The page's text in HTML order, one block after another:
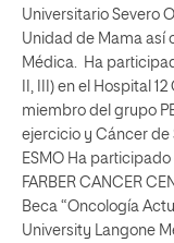
Universitario Severo
Unidad de Mama así
Médica. Ha
II, III) en el Hospital
miembro del grupo
ejercicio y Cáncer de
ESMO Ha
FARBER CANCER
Beca “Oncología
University Langone